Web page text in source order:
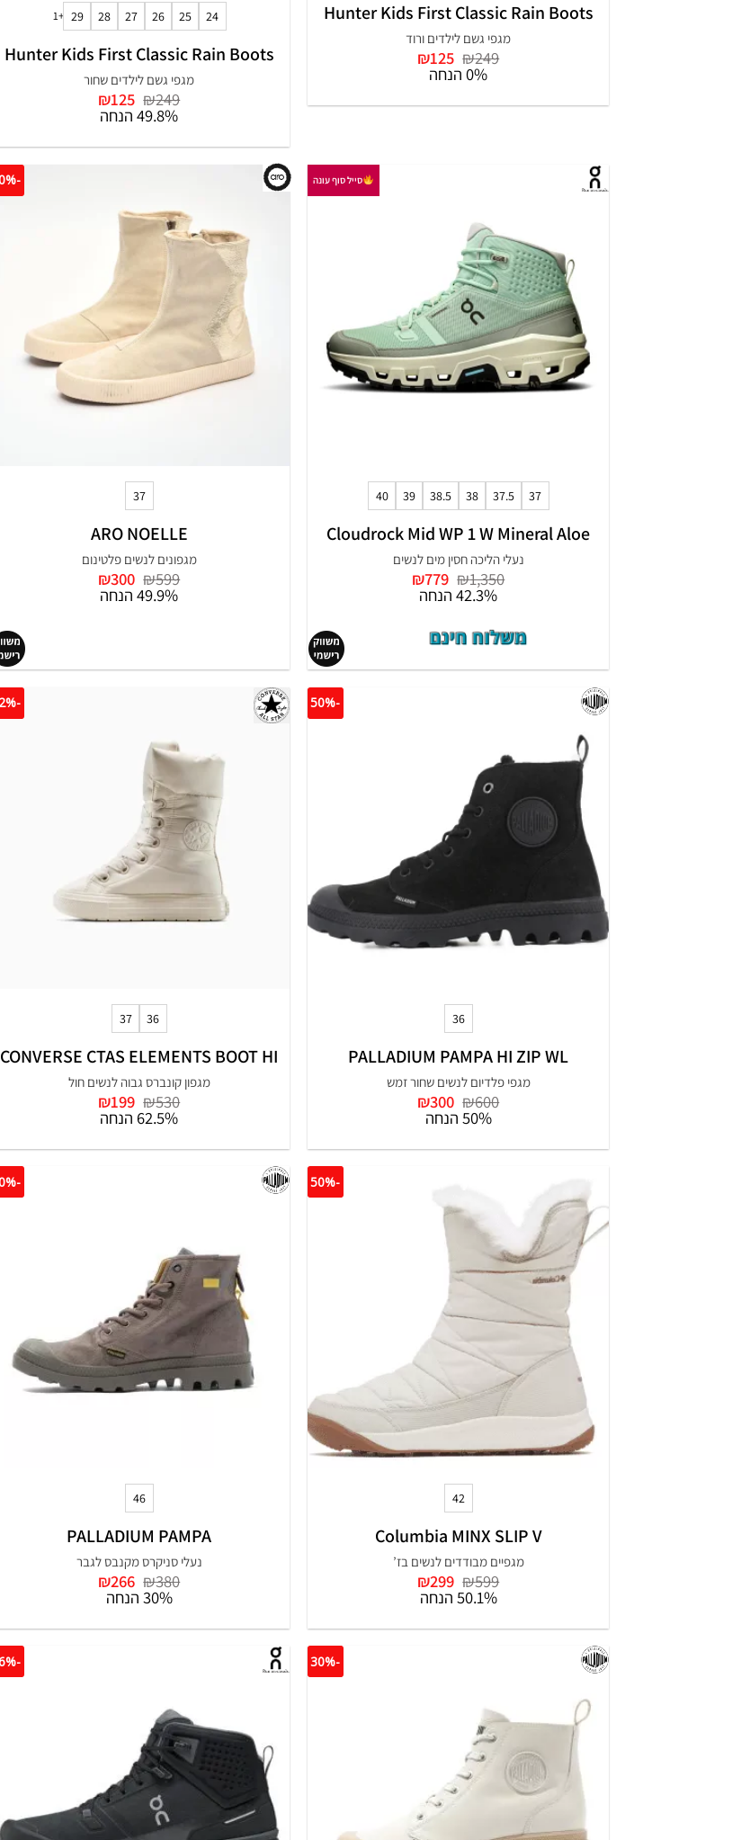
Hunter Kids First Classic Rain Boots
מגפי גשם לילדים ורוד
₪249 המחיר
המקורי
₪249.
₪125
₪125.
0% הנחה
24
25
26
27
28
29
+1
Hunter Kids First Classic Rain Boots
מגפי גשם לילדים שחור
₪249 המחיר
המקורי
₪249.
₪125
₪125.
49.8% הנחה
סייל סוף עונה
37
37.5
38
38.5
39
40
Cloudrock Mid WP 1 W Mineral Aloe
נעלי הליכה חסין מים לנשים
₪1,350 המחיר
המקורי
₪1,350.
₪779
42.3% הנחה
-50%
37
ARO NOELLE
מגפונים לנשים פלטינום
₪599 המחיר
המקורי
₪300
49.9% הנחה
-50%
36
PALLADIUM PAMPA HI ZIP WL
מגפי פלדיום לנשים שחור זמש
₪600 המחיר
המקורי
₪600.
₪300
₪300.
50% הנחה
-62%
36
37
CONVERSE CTAS ELEMENTS BOOT HI
מגפון קונברס גבוה לנשים חול
₪530 המחיר
המקורי
₪530.
₪199
₪199.
62.5% הנחה
-50%
+
42
Columbia MINX SLIP V
מגפיים מבודדים לנשים בז’
₪599 המחיר
המקורי
₪599.
₪299
₪299.
50.1% הנחה
-30%
46
PALLADIUM PAMPA
נעלי סניקרס מקנבס לגבר
₪380 המחיר
המקורי
₪380.
₪266
₪266.
30% הנחה
-30%
-36%